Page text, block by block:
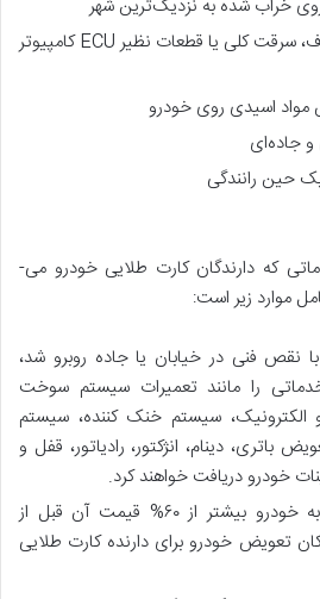
خراب شده به نزدیک‌ترین شهر
پوشش خسارات تصادف، سرقت کلی یا قطعات نظیر ECU کامپیوتر
اسیدی روی خودرو
و جاده‌ای
حین رانندگی
در حالت کلی، مهم­ترین خدماتی که دارندگان کارت طلایی خودرو می‌­
موارد زیر است:
نقص فنی در خیابان یا جاده روبرو شد،
را مانند تعمیرات سیستم سوخت
سیستم خنک کننده، سیستم
باتری، دینام، انژکتور، رادیاتور، قفل و
خودرو دریافت خواهند کرد.
اگر آسیب وارد شده به خودرو بیشتر از ۶۰% قیمت آن قبل از
تعویض خودرو برای دارنده کارت طلایی